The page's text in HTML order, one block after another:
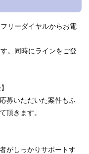
リーダイヤルからお電
。同時にラインをご登
募いただいた案件もふ
頂きます。
がしっかりサポートす